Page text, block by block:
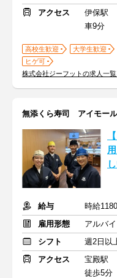
アクセス
伊保駅
車9分
高校生歓迎 大学生歓迎
ヒゲ可
株式会社ジーフットの求人一
無添くら寿司 アイモー
給与
時給
雇用形態
アルバ
シフト
週2日以
アクセス
宝殿駅
徒歩5分